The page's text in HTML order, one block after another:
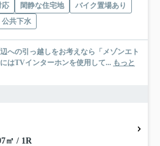
応 閑静な住宅地
バイク置場あり
公共下水
への引っ越しをお考えなら「メゾンエト
はTVインターホンを使用して... もっと
㎡ / 1R